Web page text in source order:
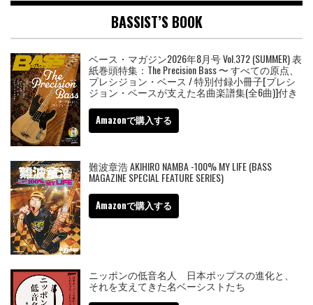
BASSIST’S BOOK
ベース・マガジン2026年8月号 Vol.372 (SUMMER) 表
紙巻頭特集：The Precision Bass 〜 すべての原点、
プレシジョン・ベース / 特別付録小冊子[プレシ
ジョン・ベースが支えた名曲楽譜集(全6曲)]付き
Amazonで購入する
難波章浩 AKIHIRO NAMBA -100% MY LIFE (BASS
MAGAZINE SPECIAL FEATURE SERIES)
Amazonで購入する
ニッポンの低音名人 日本ポップスの進化と、
それを支えてきた名ベーシストたち